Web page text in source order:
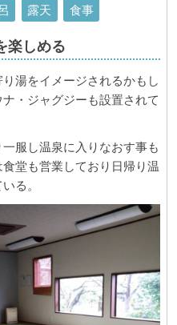
露天 食事
楽しめる
湯をイメージされるかもし
・ジャグジーも設置されて
服し温泉に入りなおす事も
堂も営業しており日帰り温
る。